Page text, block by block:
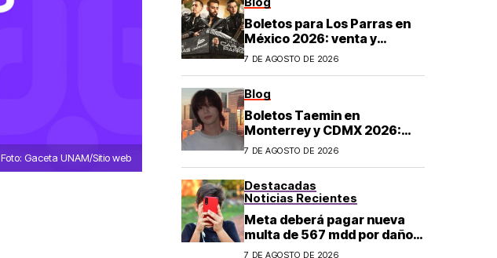
Foto: Gaceta UNAM/Sitio web
Boletos para Los Parras en
México 2026: venta y
precios
7 DE AGOSTO DE 2026
Blog
Boletos Taemin en
Monterrey y CDMX 2026:
¿dónde comprar?
7 DE AGOSTO DE 2026
Destacadas
Noticias Recientes
Meta deberá pagar nueva
multa de 567 mdd por daños
a menores
7 DE AGOSTO DE 2026